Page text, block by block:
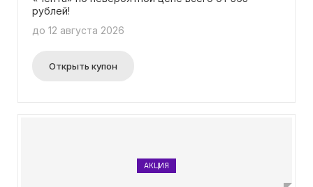
рублей!
до 12 августа 2026
Открыть купон
АКЦИЯ